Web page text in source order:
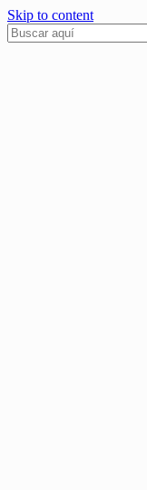
Skip to content